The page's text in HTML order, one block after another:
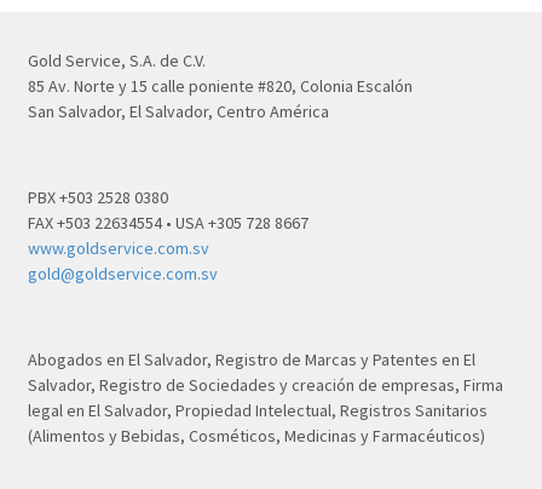
Gold Service, S.A. de C.V.
85 Av. Norte y 15 calle poniente #820, Colonia Escalón
San Salvador, El Salvador, Centro América
PBX +503 2528 0380
FAX +503 22634554 • USA +305 728 8667
www.goldservice.com.sv
gold@goldservice.com.sv
Abogados en El Salvador, Registro de Marcas y Patentes en El
Salvador, Registro de Sociedades y creación de empresas, Firma
legal en El Salvador, Propiedad Intelectual, Registros Sanitarios
(Alimentos y Bebidas, Cosméticos, Medicinas y Farmacéuticos)